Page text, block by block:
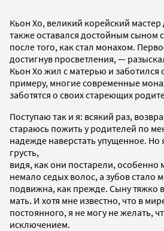
Кьон Хо, великий корейский мастер
также оставался достойным сыном
после того, как стал монахом.
достигнув просветления, —
Кьон Хо жил с матерью и заботился
примеру, многие современные
заботятся о своих стареющих
Поступаю так и я: всякий раз,
стараюсь пожить у родителей по
надежде наверстать упущенное. Но
грусть,
видя, как они постарели, особенно
немало седых волос, а зубов стало
подвижна, как прежде. Сыну тяжко
мать. И хотя мне известно, что в
постоянного, я не могу не желать,
исключением.